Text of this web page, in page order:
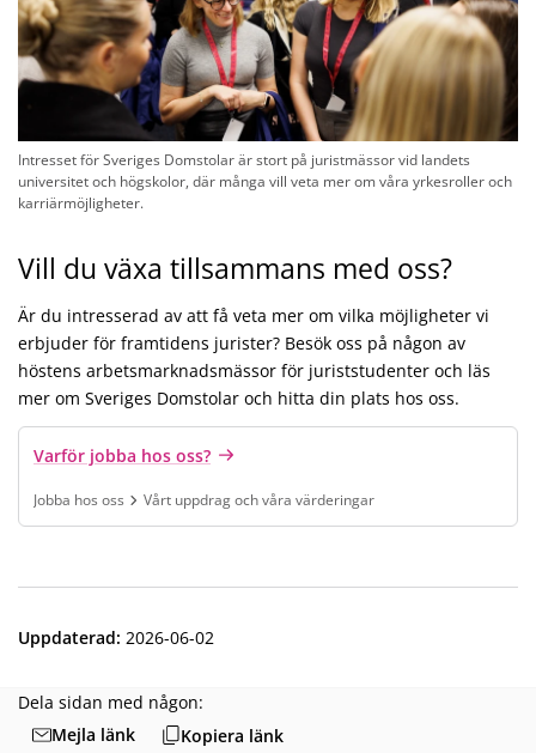
Intresset för Sveriges Domstolar är stort på juristmässor vid landets
universitet och högskolor, där många vill veta mer om våra yrkesroller och
karriärmöjligheter.
Vill du växa tillsammans med oss?
Är du intresserad av att få veta mer om vilka möjligheter vi
erbjuder för framtidens jurister? Besök oss på någon av
höstens arbetsmarknadsmässor för juriststudenter och läs
mer om Sveriges Domstolar och hitta din plats hos oss.
Varför jobba hos oss?
Jobba hos oss
Vårt uppdrag och våra värderingar
Finns under:Jobba hos oss, Vårt uppdrag och våra värderingar.
Uppdaterad: 2026-06-02
Dela sidan med någon:
Mejla länk
Kopiera länk